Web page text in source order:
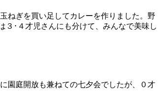
ねぎを買い足してカレーを作りました。野
･４才児さんにも分けて、みんなで美味し
園庭開放も兼ねての七夕会でしたが、０才